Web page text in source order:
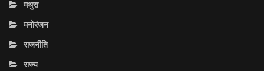
मथुरा
मनोरंजन
राजनीति
राज्य